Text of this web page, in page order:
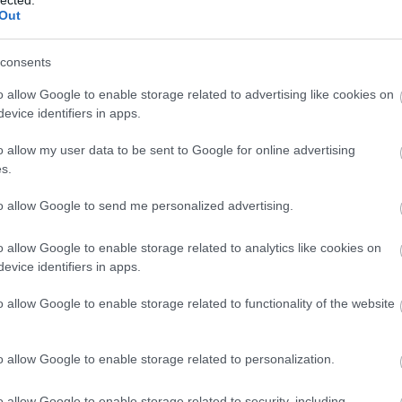
allow Google to enable storage related to advertising like cookies on
identifiers in apps.
allow my user data to be sent to Google for online advertising
allow Google to send me personalized advertising.
allow Google to enable storage related to analytics like cookies on
identifiers in apps.
allow Google to enable storage related to functionality of the website
allow Google to enable storage related to personalization.
öregedésről és élcelődik is saját magán például azért, hogy
koncert alatt viszont inkább már azon gondolkodtam, hogyan
vált sikolyokat produkálni.
volt: a valamiféle nukleáris laboratórium pincéjét megidéző
viszont egyenesen gagyik. Az animált lángcsóváknál
közelről (ez csak a végén volt pár percig), vagy Glenn
alatt. Ő egyébként a turné néhány korábbi állomásán a
elmaradt.
zárult, majd megjelent a kivetítőn a
van még erő, úgyhogy remélhetőleg beváltják az ígéretüket,